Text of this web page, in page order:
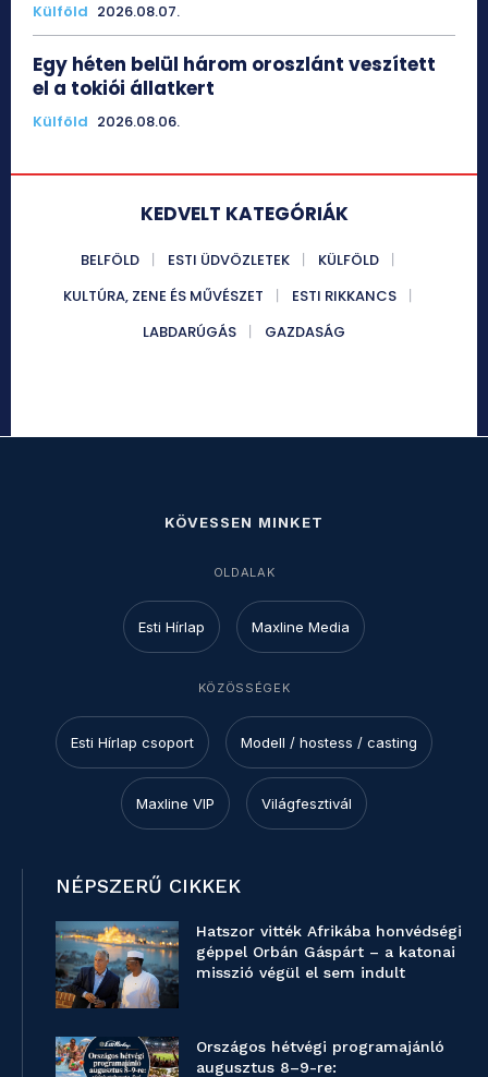
Külföld 2026.08.07.
Egy héten belül három oroszlánt veszített
el a tokiói állatkert
Külföld 2026.08.06.
KEDVELT KATEGÓRIÁK
BELFÖLD ESTI ÜDVÖZLETEK
KÜLFÖLD
KULTÚRA, ZENE ÉS MŰVÉSZET
ESTI RIKKANCS
LABDARÚGÁS
GAZDASÁG
KÖVESSEN MINKET
OLDALAK
Esti Hírlap Maxline Media
KÖZÖSSÉGEK
Esti Hírlap csoport Modell / hostess / casting
Maxline VIP Világfesztivál
NÉPSZERŰ CIKKEK
Hatszor vitték Afrikába honvédségi
géppel Orbán Gáspárt – a katonai
misszió végül el sem indult
Országos hétvégi programajánló
augusztus 8–9-re: